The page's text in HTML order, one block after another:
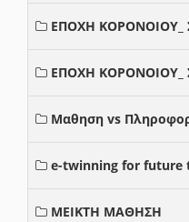
ΕΠΟΧΗ ΚΟΡΟΝΟΙΟΥ_
ΕΠΟΧΗ ΚΟΡΟΝΟΙΟΥ_
Μαθηση vs
e-twinning for future
ΜΕΙΚΤΗ ΜΑΘΗΣΗ